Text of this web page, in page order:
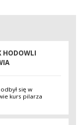
HODOWLI
się w
kurs pilarza